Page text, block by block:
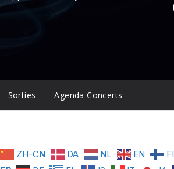
Sorties Agenda Concerts
ZH-CN DA NL EN
FI